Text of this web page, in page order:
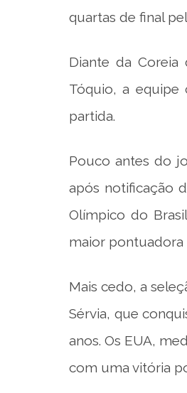
quartas de final
Diante da
Tóquio, a equipe
partida.
Pouco antes do
após notificação
Olímpico do
maior pontuadora
Mais cedo, a
Sérvia, que
anos. Os EUA,
com uma vitória